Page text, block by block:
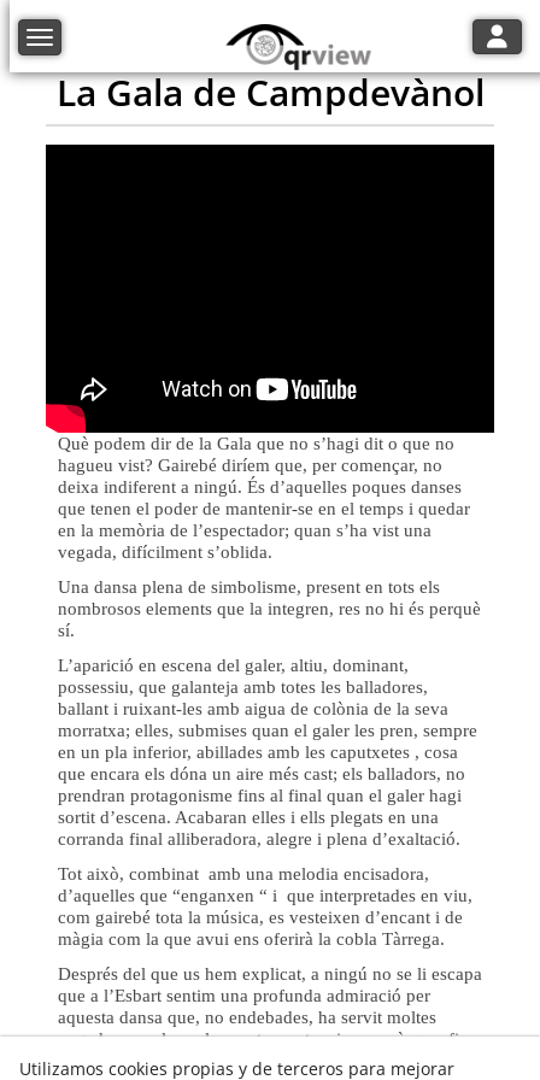
Toggle navigation
La Gala de Campdevànol
Què podem dir de la Gala que no s’hagi dit o que no
hagueu vist? Gairebé diríem que, per començar, no
deixa indiferent a ningú. És d’aquelles poques danses
que tenen el poder de mantenir-se en el temps i quedar
en la memòria de l’espectador; quan s’ha vist una
vegada, difícilment s’oblida.
Una dansa plena de simbolisme, present en tots els
nombrosos elements que la integren, res no hi és perquè
sí.
L’aparició en escena del galer, altiu, dominant,
possessiu, que galanteja amb totes les balladores,
ballant i ruixant-les amb aigua de colònia de la seva
morratxa; elles, submises quan el galer les pren, sempre
en un pla inferior, abillades amb les caputxetes , cosa
que encara els dóna un aire més cast; els balladors, no
prendran protagonisme fins al final quan el galer hagi
sortit d’escena. Acabaran elles i ells plegats en una
corranda final alliberadora, alegre i plena d’exaltació.
Tot això, combinat amb una melodia encisadora,
d’aquelles que “enganxen “ i que interpretades en viu,
com gairebé tota la música, es vesteixen d’encant i de
màgia com la que avui ens oferirà la cobla Tàrrega.
Després del que us hem explicat, a ningú no se li escapa
que a l’Esbart sentim una profunda admiració per
aquesta dansa que, no endebades, ha servit moltes
vegades per cloure les nostres actuacions però que, fins
i tot quan no ha estat així, com el dia d’avui, continua
Utilizamos cookies propias y de terceros para mejorar